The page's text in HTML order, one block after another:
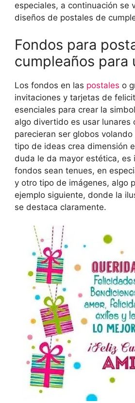
especiales, a continuación se
diseños de postales de
Fondos para
cumpleaños para
Los fondos en las postales o
invitaciones y tarjetas de
esenciales para crear la
algo divertido es usar lunares
parecieran ser globos
tipo de ideas crea dimensión
duda le da mayor estética, es
fondos sean tenues, en
y otro tipo de imágenes, algo
ejemplo siguiente, donde la
se destaca claramente.